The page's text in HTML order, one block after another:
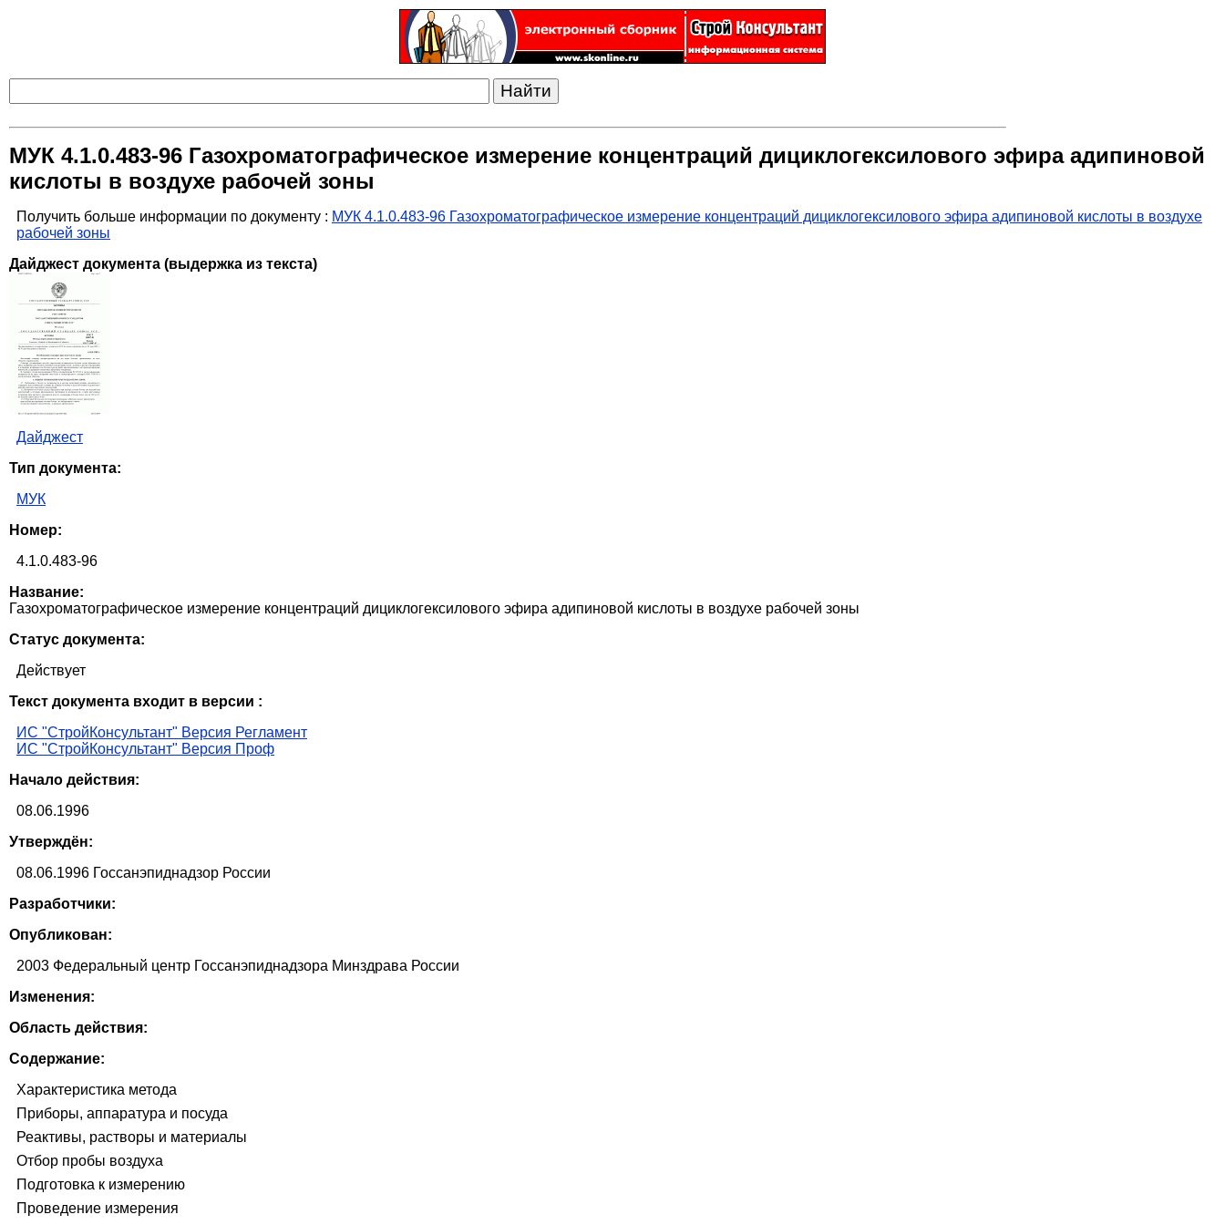
МУК 4.1.0.483-96 Газохроматографическое измерение концентраций дициклогексилового эфира адипиновой
кислоты в воздухе рабочей зоны
Получить больше информации по документу : МУК 4.1.0.483-96 Газохроматографическое измерение концентраций дициклогексилового эфира адипиновой кислоты в воздухе
рабочей зоны
Дайджест документа (выдержка из текста)
Дайджест
Тип документа:
МУК
Номер:
4.1.0.483-96
Название:
Газохроматографическое измерение концентраций дициклогексилового эфира адипиновой кислоты в воздухе рабочей зоны
Статус документа:
Действует
Текст документа входит в версии :
ИС "СтройКонсультант" Версия Регламент
ИС "СтройКонсультант" Версия Проф
Начало действия:
08.06.1996
Утверждён:
08.06.1996 Госсанэпиднадзор России
Разработчики:
Опубликован:
2003 Федеральный центр Госсанэпиднадзора Минздрава России
Изменения:
Область действия:
Содержание:
Характеристика метода
Приборы, аппаратура и посуда
Реактивы, растворы и материалы
Отбор пробы воздуха
Подготовка к измерению
Проведение измерения